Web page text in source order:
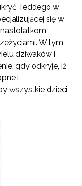
Teddego w
się w
W tym
dziwaków i
gdy odkryje, iż
i
wszystkie dzieci